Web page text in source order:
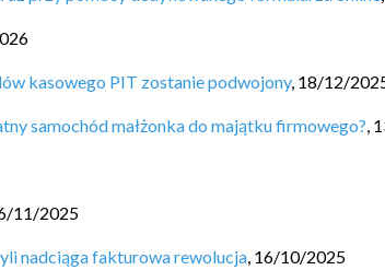
kasowego PIT zostanie podwojony, 18/12/
samochód małżonka do majątku firmowego?,
11/2025
nadciąga fakturowa rewolucja, 16/10/2025